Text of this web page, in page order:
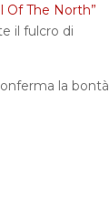
Of The North”
il fulcro di
la bontà